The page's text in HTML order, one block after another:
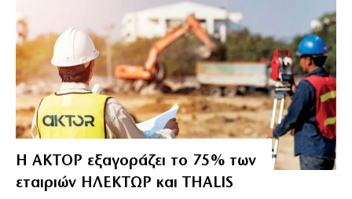
Η ΑΚΤΟΡ εξαγοράζει το 75% των
εταιριών ΗΛΕΚΤΩΡ και THALIS